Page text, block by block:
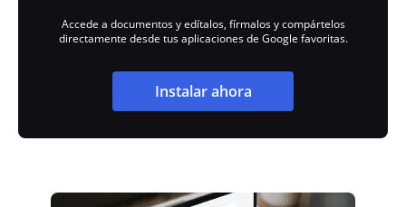
Accede a documentos y edítalos, fírmalos y compártelos
directamente desde tus aplicaciones de Google favoritas.
Instalar ahora